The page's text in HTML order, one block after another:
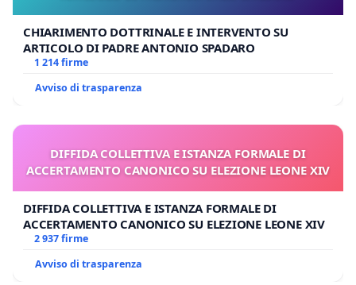
CHIARIMENTO DOTTRINALE E INTERVENTO SU
ARTICOLO DI PADRE ANTONIO SPADARO
1 214 firme
Avviso di trasparenza
DIFFIDA COLLETTIVA E ISTANZA FORMALE DI
ACCERTAMENTO CANONICO SU ELEZIONE LEONE XIV
DIFFIDA COLLETTIVA E ISTANZA FORMALE DI
ACCERTAMENTO CANONICO SU ELEZIONE LEONE XIV
2 937 firme
Avviso di trasparenza